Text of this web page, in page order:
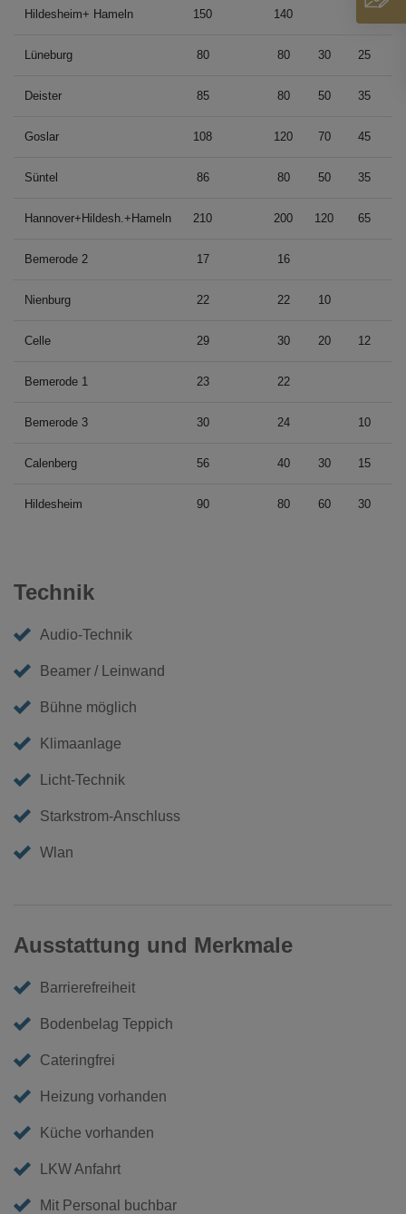
Hildesheim+ Hameln 150 140
Lüneburg 80 80 30 25
Deister 85 80 50 35
Goslar 108 120 70 45
Süntel 86 80 50 35
Hannover+Hildesh.+Hameln 210 200 120 65
Bemerode 2 17 16
Nienburg 22 22 10
Celle 29 30 20 12
Bemerode 1 23 22
Bemerode 3 30 24 10
Calenberg 56 40 30 15
Hildesheim 90 80 60 30
Technik
Audio-Technik
Beamer / Leinwand
Bühne möglich
Klimaanlage
Licht-Technik
Starkstrom-Anschluss
Wlan
Ausstattung und Merkmale
Barrierefreiheit
Bodenbelag Teppich
Cateringfrei
Heizung vorhanden
Küche vorhanden
LKW Anfahrt
Mit Personal buchbar